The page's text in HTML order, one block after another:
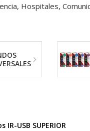
Hospitales,
USB SUPERIOR